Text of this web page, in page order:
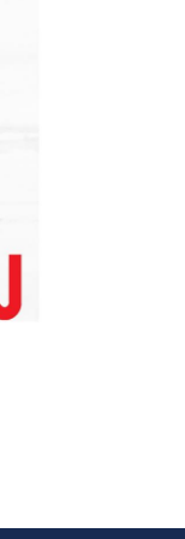
amassé
Edmonton